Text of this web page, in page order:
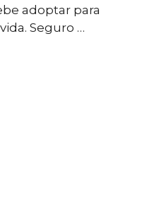
adoptar para
Seguro …